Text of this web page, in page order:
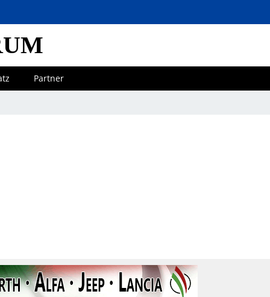
Partner